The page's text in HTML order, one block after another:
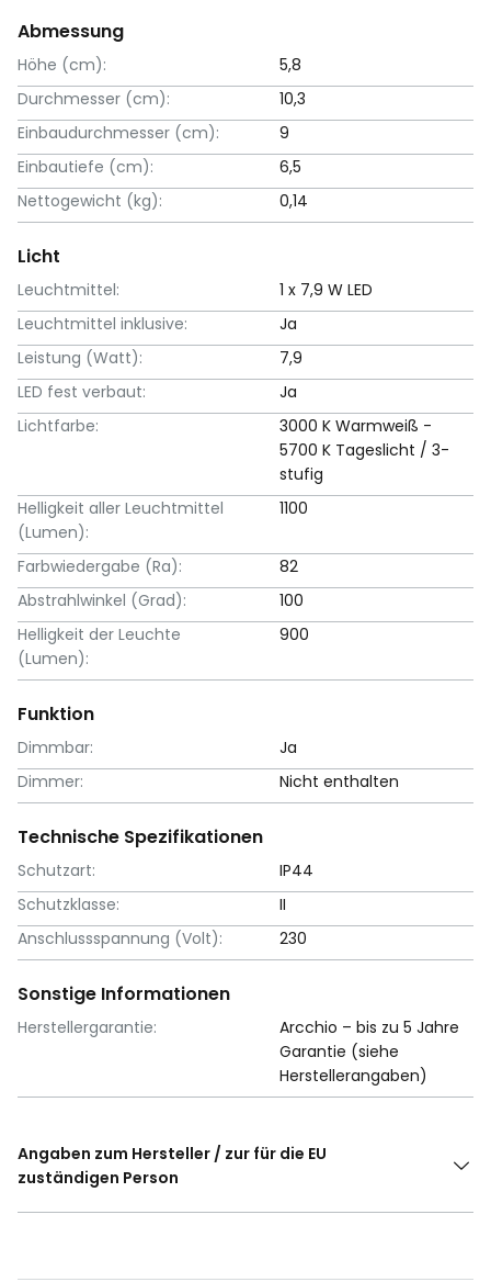
Abmessung
Höhe (cm):
5,8
Durchmesser (cm):
10,3
Einbaudurchmesser (cm):
9
Einbautiefe (cm):
6,5
Nettogewicht (kg):
0,14
Licht
Leuchtmittel:
1 x 7,9 W LED
Leuchtmittel inklusive:
Ja
Leistung (Watt):
7,9
LED fest verbaut:
Ja
Lichtfarbe:
3000 K Warmweiß -
5700 K Tageslicht / 3-
stufig
Helligkeit aller Leuchtmittel
(Lumen):
1100
Farbwiedergabe (Ra):
82
Abstrahlwinkel (Grad):
100
Helligkeit der Leuchte
(Lumen):
900
Funktion
Dimmbar:
Ja
Dimmer:
Nicht enthalten
Technische Spezifikationen
Schutzart:
IP44
Schutzklasse:
II
Anschlussspannung (Volt):
230
Sonstige Informationen
Herstellergarantie:
Arcchio – bis zu 5 Jahre
Garantie (siehe
Herstellerangaben)
Angaben zum Hersteller / zur für die EU
zuständigen Person